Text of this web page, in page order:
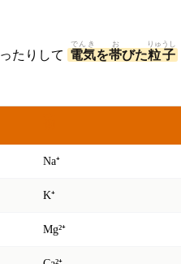
ったりして 電気
でんき
を帯
お
びた粒子
りゅうし
Na⁺
K⁺
Mg²⁺